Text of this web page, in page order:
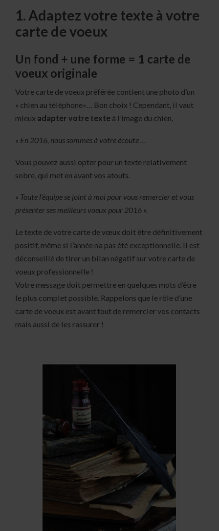
1. Adaptez votre texte à votre
carte de voeux
Un fond + une forme = 1 carte de
voeux originale
Votre carte de voeux préférée contient une photo d’un
« chien au téléphone»… Bon choix ! Cependant, il vaut
mieux adapter votre texte à l’image du chien.
« En 2016, nous sommes à votre écoute …
Vous pouvez aussi opter pour un texte relativement
sobre, qui met en avant vos atouts.
« Toute l’équipe se joint à moi pour vous remercier et vous
présenter ses meilleurs voeux pour 2016 ».
Le texte de votre carte de vœux doit être définitivement
positif, même si l’année n’a pas été exceptionnelle. Il est
déconseillé de tirer un bilan négatif sur votre carte de
voeux professionnelle !
Votre message doit permettre en quelques mots d’être
le plus complet possible. Rappelons que le rôle d’une
carte de voeux est avant tout de remercier vos contacts
mais aussi de les rassurer !